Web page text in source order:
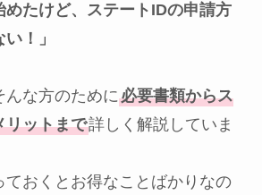
めたけど、ステートIDの申請方
！」
んな方のために必要書類からス
リットまで詳しく解説していま
ておくとお得なことばかりなの